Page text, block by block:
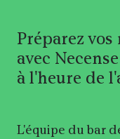
Préparez
avec
à l'heure de
L'équipe du bar